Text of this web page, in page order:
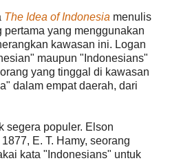
The Idea of Indonesia menulis
yang menggunakan
kawasan ini. Logan
maupun "Indonesians"
yang tinggal di kawasan
dalam empat daerah, dari
segera populer. Elson
E. T. Hamy, seorang
kata "Indonesians" untuk